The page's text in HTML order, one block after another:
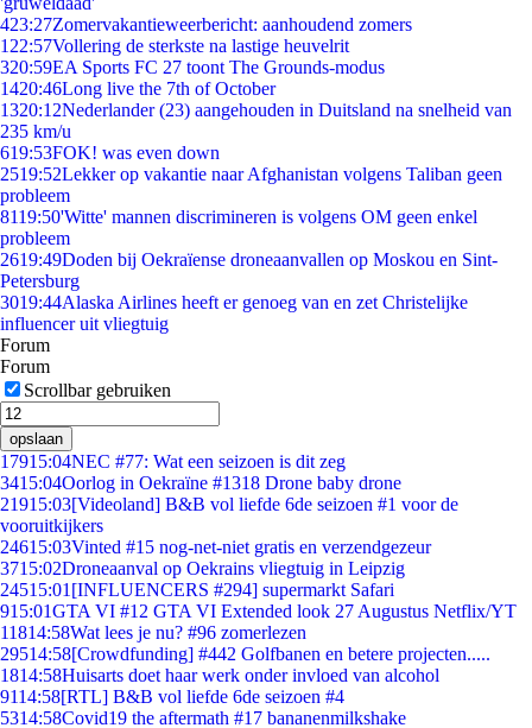
423:27Zomervakantieweerbericht: aanhoudend zomers
1 22:57Vollering de sterkste na lastige heuvelrit
320:59EA Sports FC 27 toont The Grounds-modus
1420:46Long live the 7th of October
1320:12Nederlander (23) aangehouden in Duitsland na snelheid van
235 km/u
619:53FOK! was even down
2519:52Lekker op vakantie naar Afghanistan volgens Taliban geen
probleem
8119:50'Witte' mannen discrimineren is volgens OM geen enkel
probleem
2619:49Doden bij Oekraïense droneaanvallen op Moskou en Sint-
Petersburg
3019:44Alaska Airlines heeft er genoeg van en zet Christelijke
influencer uit vliegtuig
Forum
Forum
Scrollbar gebruiken
opslaan
17915:04NEC #77: Wat een seizoen is dit zeg
3415:04Oorlog in Oekraïne #1318 Drone baby drone
21915:03[Videoland] B&B vol liefde 6de seizoen #1 voor de
vooruitkijkers
24615:03Vinted #15 nog-net-niet gratis en verzendgezeur
3715:02Droneaanval op Oekrains vliegtuig in Leipzig
24515:01 [INFLUENCERS #294] supermarkt Safari
915:01GTA VI #12 GTA VI Extended look 27 Augustus Netflix/YT
11814:58Wat lees je nu? #96 zomerlezen
29514:58[Crowdfunding] #442 Golfbanen en betere projecten.....
1814:58Huisarts doet haar werk onder invloed van alcohol
9114:58[RTL] B&B vol liefde 6de seizoen #4
5314:58Covid19 the aftermath #17 bananenmilkshake